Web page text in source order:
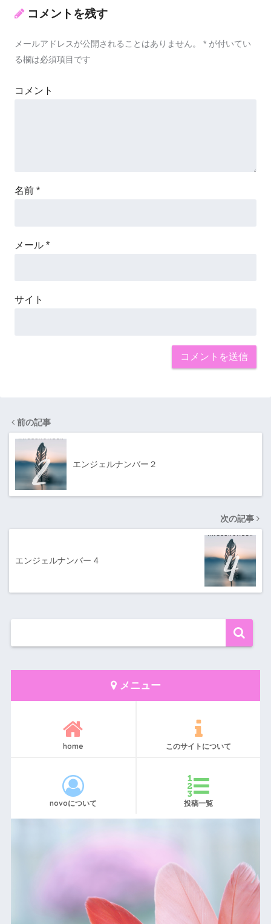
コメントを残す
メールアドレスが公開されることはありません。 * が付いてい
る欄は必須項目です
コメント
名前 *
メール *
サイト
前の記事
エンジェルナンバー２
次の記事
エンジェルナンバー 4
メニュー
home このサイトについて
novoについて 投稿一覧